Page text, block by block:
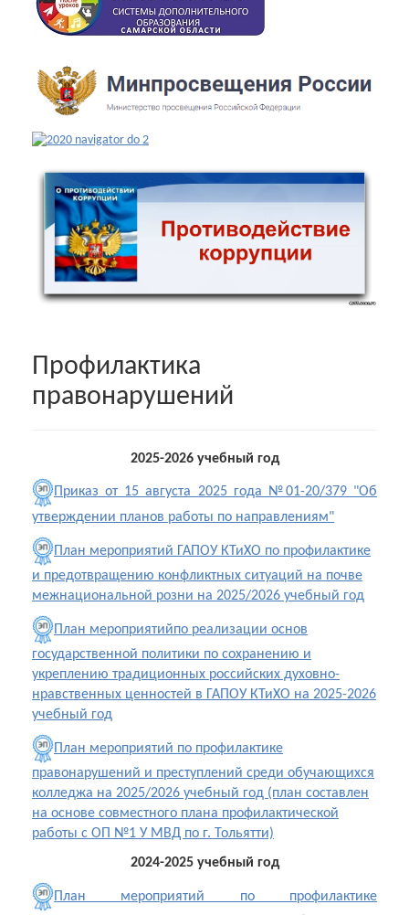
Профилактика
правонарушений
2025-2026 учебный год
Приказ от 15 августа 2025 года №01-20/379 "Об
утверждении планов работы по направлениям"
План мероприятий ГАПОУ КТиХО по профилактике
и предотвращению конфликтных ситуаций на почве
межнациональной розни на 2025/2026 учебный год
План мероприятийпо реализации основ
государственной политики по сохранению и
укреплению традиционных российских духовно-
нравственных ценностей в ГАПОУ КТиХО на 2025-2026
учебный год
План мероприятий по профилактике
правонарушений и преступлений среди обучающихся
колледжа на 2025/2026 учебный год (план составлен
на основе совместного плана профилактической
работы с ОП №1 У МВД по г. Тольятти)
2024-2025 учебный год
План мероприятий по профилактике